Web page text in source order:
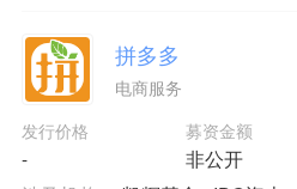
拼多多
电商服务
发行价格
-
募资金额
非公开